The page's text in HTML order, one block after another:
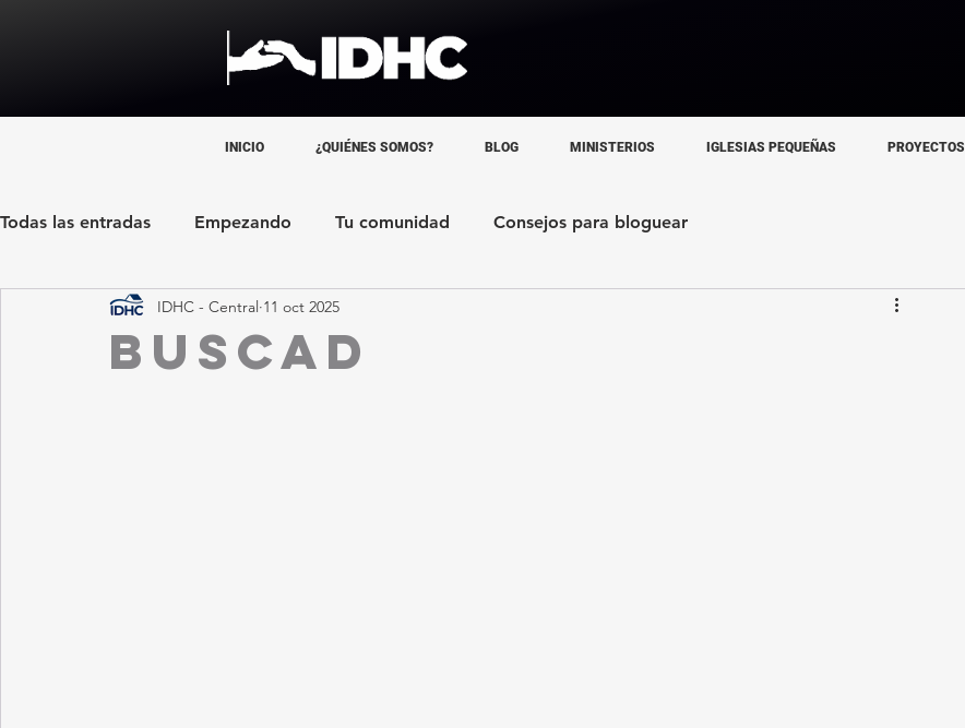
INICIO ¿QUIÉNES SOMOS? BLOG MINISTERIOS IGLESIAS PEQUEÑAS PROYECTOS
Todas las entradas Empezando Tu comunidad Consejos para bloguear
BUSCAD
IDHC - Central 11 oct 2025